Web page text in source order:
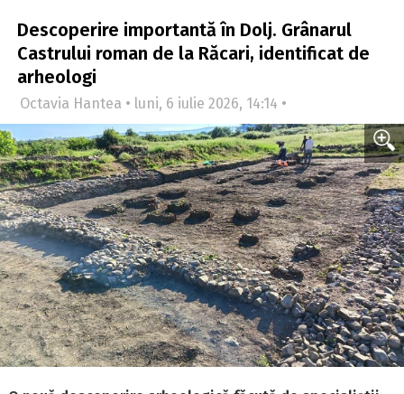
Descoperire importantă în Dolj. Grânarul
Castrului roman de la Răcari, identificat de
arheologi
Octavia Hantea • luni, 6 iulie 2026, 14:14 •